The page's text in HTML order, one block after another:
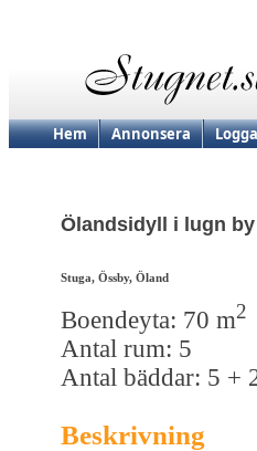
Hem Annonsera
Ölandsidyll i lugn by
Stuga, Össby, Öland
Boendeyta: 70 m2
Antal rum: 5
Antal bäddar: 5 +
Beskrivning